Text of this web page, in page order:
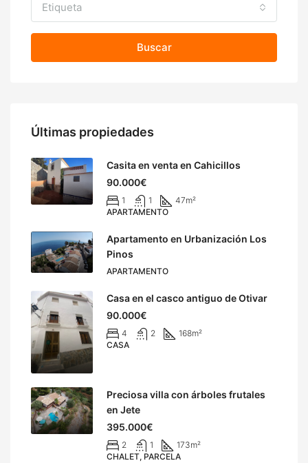
Etiqueta
Buscar
Últimas propiedades
Casita en venta en Cahicillos
90.000€
1 1 47m²
APARTAMENTO
Apartamento en Urbanización Los
Pinos
APARTAMENTO
Casa en el casco antiguo de Otivar
90.000€
4 2 168m²
CASA
Preciosa villa con árboles frutales
en Jete
395.000€
2 1 173m²
CHALET, PARCELA